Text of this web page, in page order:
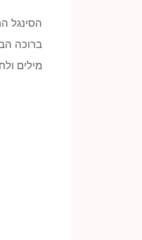
הסינגל
ברוכה
מילים